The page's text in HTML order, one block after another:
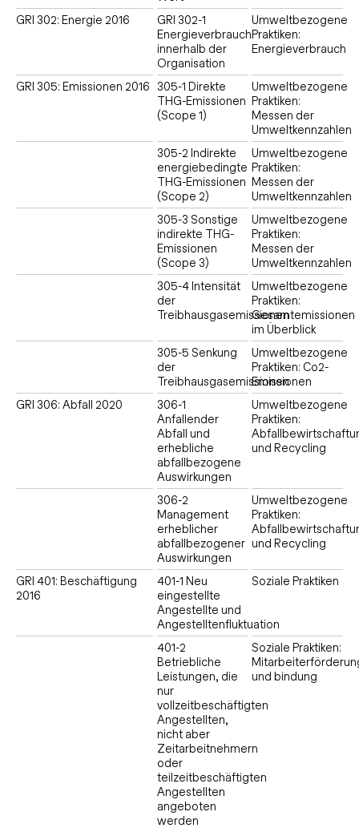
GRI 302: Energie 2016
GRI 302-1
Energieverbrauch
innerhalb der
Organisation
Umweltbezogene
Praktiken:
Energieverbrauch
GRI 305: Emissionen 2016
305-1 Direkte
THG-Emissionen
(Scope 1)
Umweltbezogene
Praktiken:
Messen der
Umweltkennzahlen
305-2 Indirekte
energiebedingte
THG-Emissionen
(Scope 2)
Umweltbezogene
Praktiken:
Messen der
Umweltkennzahlen
305-3 Sonstige
indirekte THG-
Emissionen
(Scope 3)
Umweltbezogene
Praktiken:
Messen der
Umweltkennzahlen
305-4 Intensität
der
Treibhausgasemissionen
Umweltbezogene
Praktiken:
Gesamtemissionen
im Überblick
305-5 Senkung
der
Treibhausgasemissionen
Umweltbezogene
Praktiken: Co2-
Emissionen
GRI 306: Abfall 2020
306-1
Anfallender
Abfall und
erhebliche
abfallbezogene
Auswirkungen
Umweltbezogene
Praktiken:
und Recycling
306-2
Management
erheblicher
abfallbezogener
Auswirkungen
Umweltbezogene
Praktiken:
und Recycling
GRI 401: Beschäftigung
2016
401-1 Neu
eingestellte
Angestellte und
Angestelltenfluktuation
Soziale Praktiken
401-2
Betriebliche
Leistungen, die
nur
vollzeitbeschäftigten
Angestellten,
nicht aber
Zeitarbeitnehmern
oder
teilzeitbeschäftigten
Angestellten
angeboten
werden
Soziale Praktiken:
und bindung